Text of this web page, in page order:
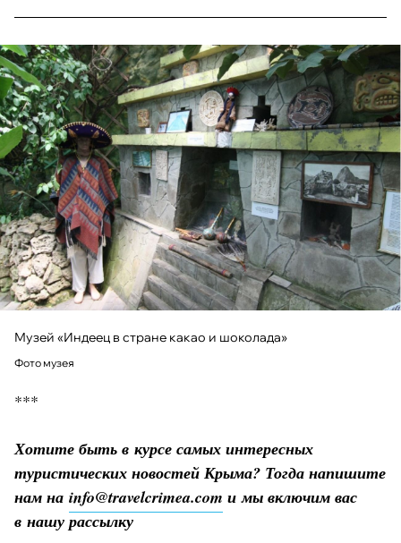
Музей «Индеец в стране какао и шоколада»
Фото музея
***
Хотите быть в курсе самых интересных
туристических новостей Крыма? Тогда напишите
нам на info@travelcrimea.com и мы включим вас
в нашу рассылку